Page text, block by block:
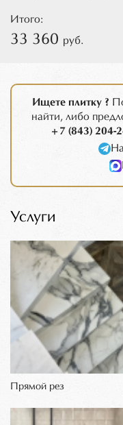
Итого:
33 360 руб.
Ищете плитку ?
найти, либо
+7 (843) 204-
Услуги
Прямой рез